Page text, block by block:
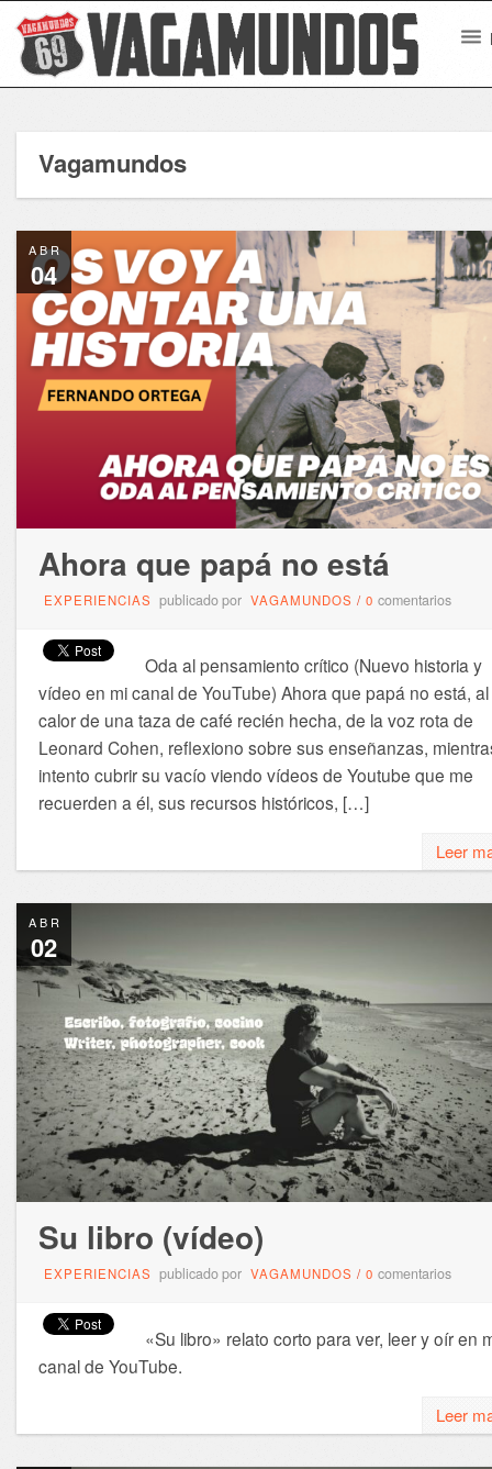
Vagamundos
ABR
04
Ahora que papá no está
EXPERIENCIAS publicado por VAGAMUNDOS / 0 comentarios
Oda al pensamiento crítico (Nuevo historia y
vídeo en mi canal de YouTube) Ahora que papá no está, al
calor de una taza de café recién hecha, de la voz rota de
Leonard Cohen, reflexiono sobre sus enseñanzas,
intento cubrir su vacío viendo vídeos de Youtube que me
recuerden a él, sus recursos históricos, […]
Leer
ABR
02
Su libro (vídeo)
EXPERIENCIAS publicado por VAGAMUNDOS / 0 comentarios
«Su libro» relato corto para ver, leer y oír en
canal de YouTube.
Leer